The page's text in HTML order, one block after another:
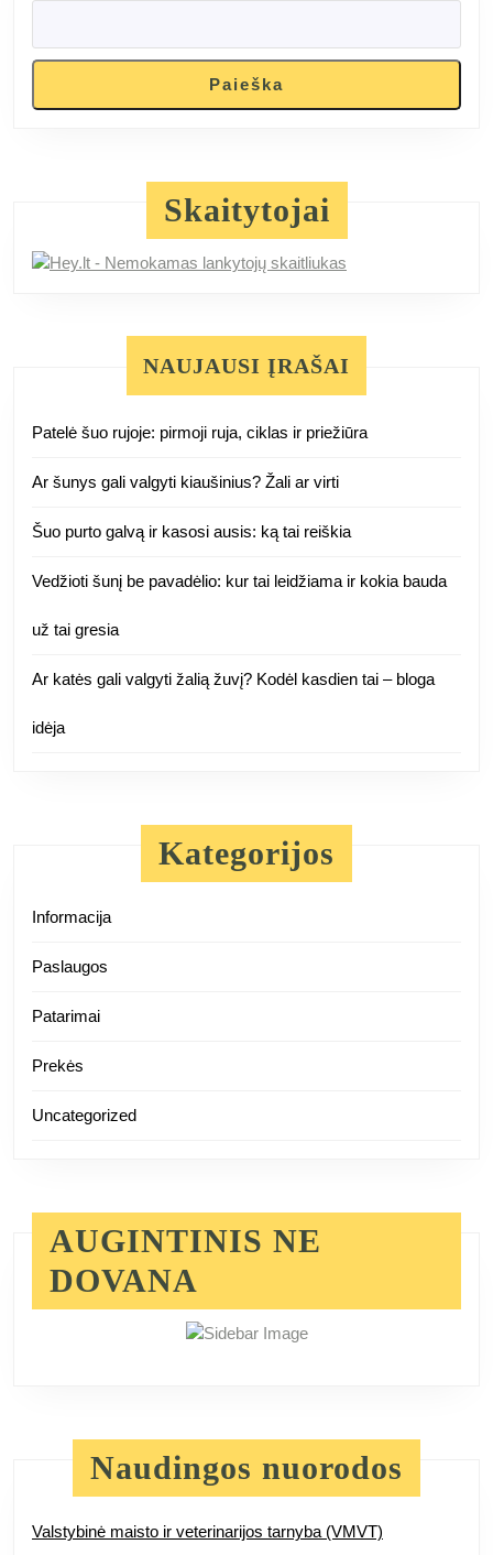
Paieška
Skaitytojai
NAUJAUSI ĮRAŠAI
Patelė šuo rujoje: pirmoji ruja, ciklas ir priežiūra
Ar šunys gali valgyti kiaušinius? Žali ar virti
Šuo purto galvą ir kasosi ausis: ką tai reiškia
Vedžioti šunį be pavadėlio: kur tai leidžiama ir kokia bauda
už tai gresia
Ar katės gali valgyti žalią žuvį? Kodėl kasdien tai – bloga
idėja
Kategorijos
Informacija
Paslaugos
Patarimai
Prekės
Uncategorized
AUGINTINIS NE
DOVANA
Naudingos nuorodos
Valstybinė maisto ir veterinarijos tarnyba (VMVT)